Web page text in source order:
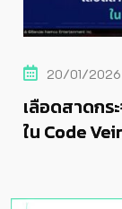
20/01/2026
เลือดสาดกร
ใน Code